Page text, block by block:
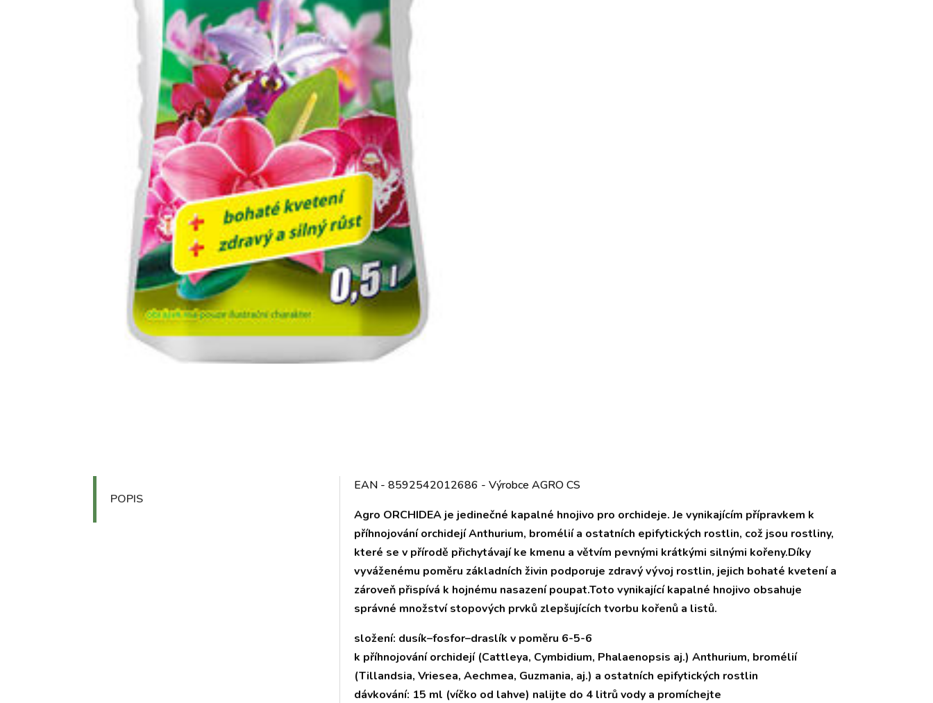
POPIS
EAN - 8592542012686 - Výrobce AGRO CS
Agro ORCHIDEA je jedinečné kapalné hnojivo pro orchideje. Je vynikajícím přípravkem k
příhnojování orchidejí Anthurium, bromélií a ostatních epifytických rostlin, což jsou rostliny,
které se v přírodě přichytávají ke kmenu a větvím pevnými krátkými silnými kořeny.Díky
vyváženému poměru základních živin podporuje zdravý vývoj rostlin, jejich bohaté kvetení a
zároveň přispívá k hojnému nasazení poupat.Toto vynikající kapalné hnojivo obsahuje
správné množství stopových prvků zlepšujících tvorbu kořenů a listů.
složení: dusík–fosfor–draslík v poměru 6-5-6
k příhnojování orchidejí (Cattleya, Cymbidium, Phalaenopsis aj.) Anthurium, bromélií
(Tillandsia, Vriesea, Aechmea, Guzmania, aj.) a ostatních epifytických rostlin
dávkování: 15 ml (víčko od lahve) nalijte do 4 litrů vody a promíchejte